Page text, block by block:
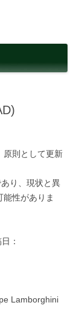
原則として更新
り、現状と異
性がありま
：
Lamborghini